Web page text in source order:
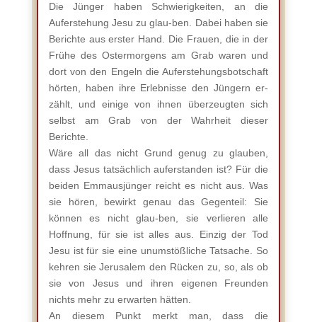
Die Jünger haben Schwierigkeiten, an die
Auferstehung Jesu zu glau-ben. Dabei haben sie
Berichte aus erster Hand. Die Frauen, die in der
Frühe des Ostermorgens am Grab waren und
dort von den Engeln die Auferstehungsbotschaft
hörten, haben ihre Erlebnisse den Jüngern er-
zählt, und einige von ihnen überzeugten sich
selbst am Grab von der Wahrheit dieser
Berichte.
Wäre all das nicht Grund genug zu glauben,
dass Jesus tatsächlich auferstanden ist? Für die
beiden Emmausjünger reicht es nicht aus. Was
sie hören, bewirkt genau das Gegenteil: Sie
können es nicht glau-ben, sie verlieren alle
Hoffnung, für sie ist alles aus. Einzig der Tod
Jesu ist für sie eine unumstößliche Tatsache. So
kehren sie Jerusalem den Rücken zu, so, als ob
sie von Jesus und ihren eigenen Freunden
nichts mehr zu erwarten hätten.
An diesem Punkt merkt man, dass die